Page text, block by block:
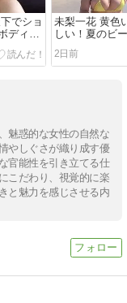
でショ
ディ見
で濡れ
イチャ
未梨一花 黄色
しい！夏のビ
まくりながら
リゾートシーン
2日前
魅惑的な女性の自然な
やしぐさが織り成す優
官能性を引き立てる仕
こだわり、視覚的に楽
と魅力を感じさせる内